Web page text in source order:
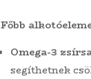
Főbb
Omega-3
segíthetnek